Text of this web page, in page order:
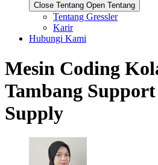
Close Tentang Open Tentang
Tentang Gressler
Karir
Hubungi Kami
Mesin Coding
Tambang
Supply